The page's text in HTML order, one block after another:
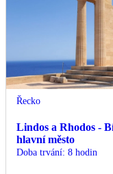
Řecko
Lindos a Rhodos -
hlavní město
Doba trvání: 8 hodin